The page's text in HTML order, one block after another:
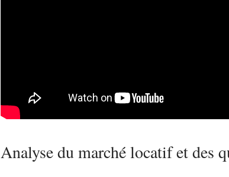
Analyse du marché locatif et des